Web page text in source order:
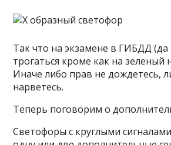
Так что на экзамене в ГИБДД
трогаться кроме как на зеленый
Иначе либо прав не дождетесь,
нарветесь.
Теперь поговорим о
Светофоры с круглыми